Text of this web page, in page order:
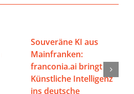
Souveräne KI aus
Mainfranken:
franconia.ai bringt
Künstliche Intelligenz
ins deutsche